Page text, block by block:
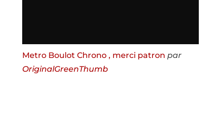
Metro Boulot Chrono , merci patron par
OriginalGreenThumb